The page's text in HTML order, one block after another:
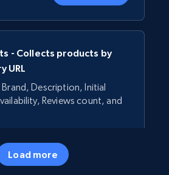
- Collects products by
URL
Description, Initial
Reviews count, and
5.7K+ Commencer
Load more